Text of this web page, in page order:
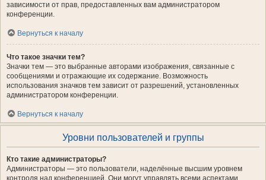
зависимости от прав, предоставленных вам администратором
конференции.
Вернуться к началу
Что такое значки тем?
Значки тем — это выбранные авторами изображения, связанные с
сообщениями и отражающие их содержание. Возможность
использования значков тем зависит от разрешений, установленных
администратором конференции.
Вернуться к началу
Уровни пользователей и группы
Кто такие администраторы?
Администраторы — это пользователи, наделённые высшим уровнем
контроля над конференцией. Они могут управлять всеми аспектами